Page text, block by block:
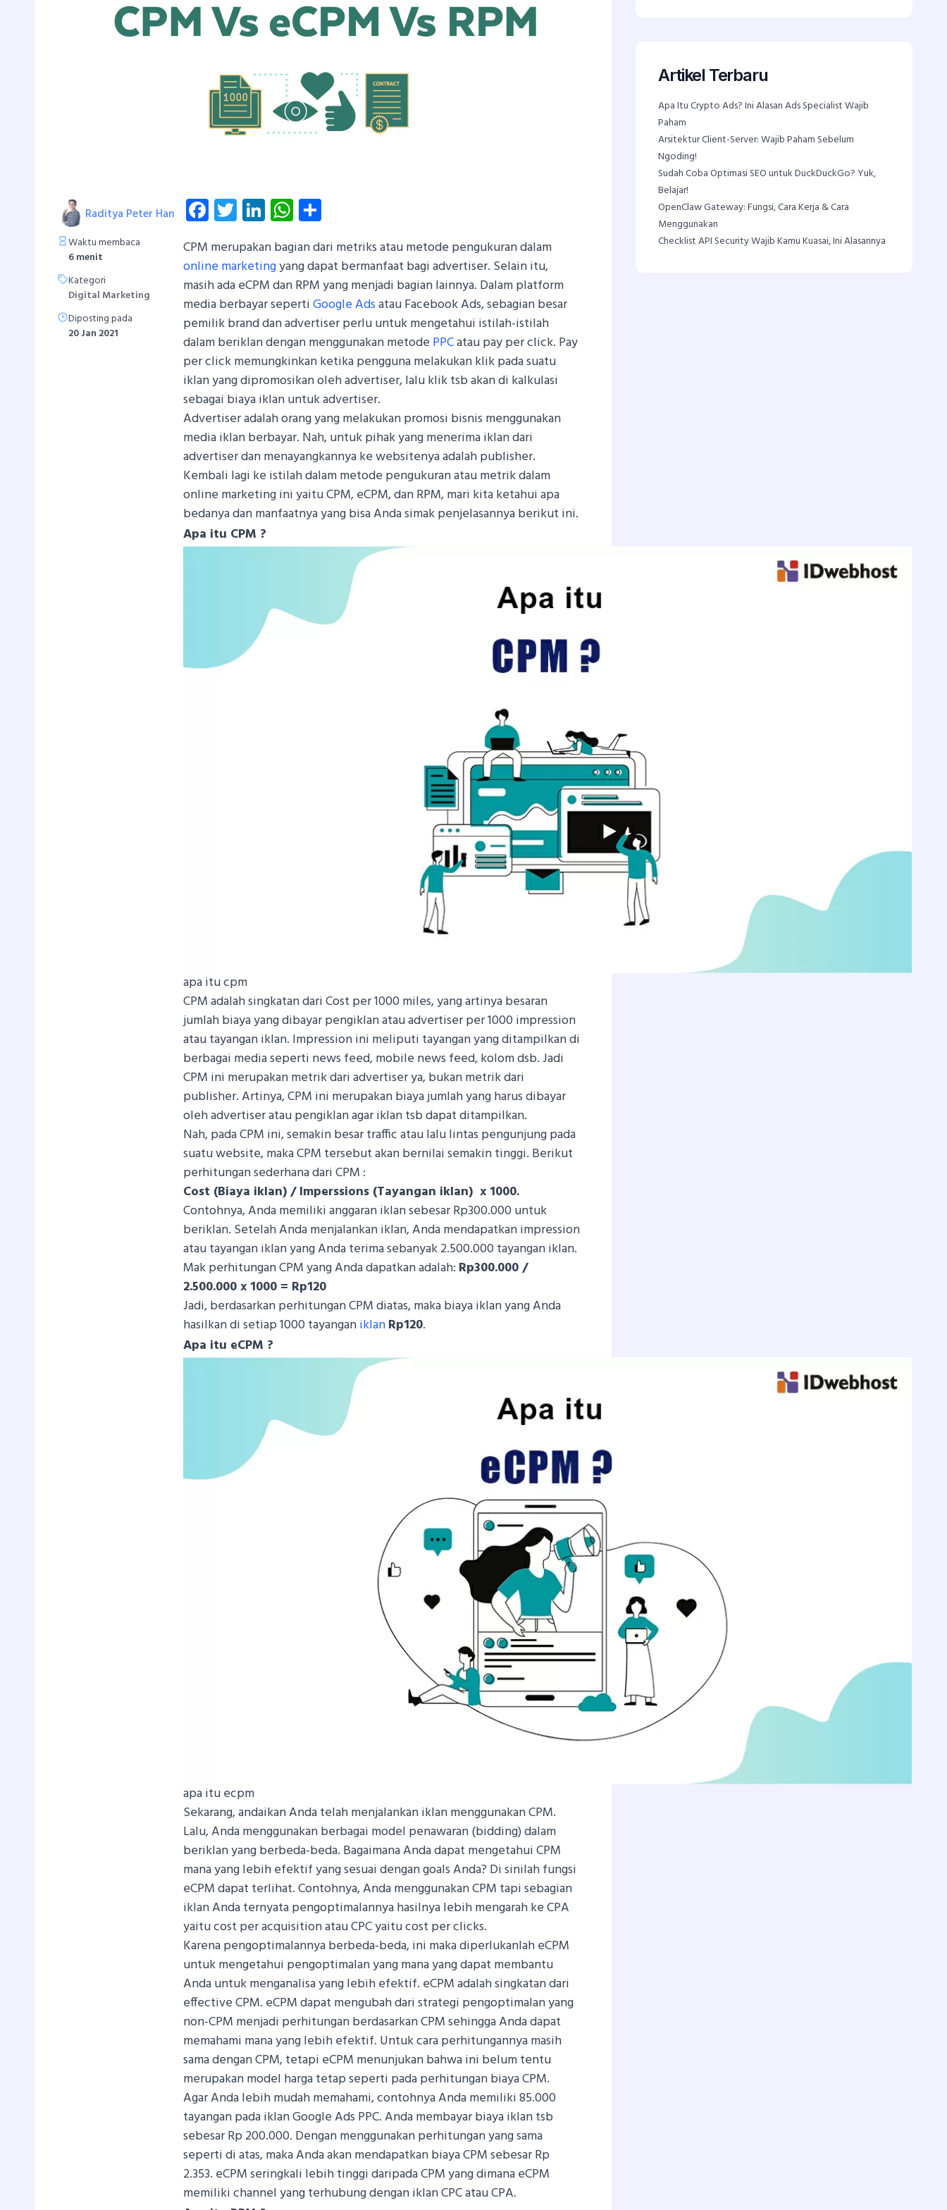
Raditya Peter Han
Waktu membaca
6 menit
Kategori
Digital Marketing
Diposting pada
20 Jan 2021
Facebook
Twitter
LinkedIn
WhatsApp
Share
CPM merupakan bagian dari metriks atau metode pengukuran dalam
online marketingyang dapat bermanfaat bagi advertiser. Selain itu,
masih ada eCPM dan RPM yang menjadi bagian lainnya. Dalam platform
media berbayar sepertiGoogle Adsatau Facebook Ads, sebagian besar
pemilik brand dan advertiser perlu untuk mengetahui istilah-istilah
dalam beriklan dengan menggunakan metode PPCatau pay per click. Pay
per click memungkinkan ketika pengguna melakukan klik pada suatu
iklan yang dipromosikan oleh advertiser, lalu klik tsb akan di kalkulasi
sebagai biaya iklan untuk advertiser.
Advertiser adalah orang yang melakukan promosi bisnis menggunakan
media iklan berbayar. Nah, untuk pihak yang menerima iklan dari
advertiser dan menayangkannya ke websitenya adalah publisher.
Kembali lagi ke istilah dalam metode pengukuran atau metrik dalam
online marketing ini yaitu CPM, eCPM, dan RPM, mari kita ketahui apa
bedanya dan manfaatnya yang bisa Anda simak penjelasannya berikut ini.
Apa itu CPM ?
apa itu cpm
CPM adalah singkatan dari Cost per 1000 miles, yang artinya besaran
jumlah biaya yang dibayar pengiklan atau advertiser per 1000 impression
atau tayangan iklan. Impression ini meliputi tayangan yang ditampilkan di
berbagai media seperti news feed, mobile news feed, kolom dsb.Jadi
CPM ini merupakan metrik dari advertiser ya, bukan metrik dari
publisher. Artinya, CPM ini merupakan biaya jumlah yang harus dibayar
oleh advertiser atau pengiklan agar iklan tsb dapat ditampilkan.
Nah, pada CPM ini, semakin besar traffic atau lalu lintas pengunjung pada
suatu website, maka CPM tersebut akan bernilai semakin tinggi. Berikut
perhitungan sederhana dari CPM :
Cost (Biaya iklan) / Imperssions (Tayangan iklan) x 1000.
Contohnya, Anda memiliki anggaran iklan sebesar Rp300.000 untuk
beriklan. Setelah Anda menjalankan iklan, Anda mendapatkan impression
atau tayangan iklan yang Anda terima sebanyak 2.500.000 tayangan iklan.
Mak perhitungan CPM yang Anda dapatkan adalah: Rp300.000 /
2.500.000 x 1000 = Rp120
Jadi, berdasarkan perhitungan CPM diatas, maka biaya iklan yang Anda
hasilkan di setiap 1000 tayanganiklanRp120.
Apa itu eCPM ?
apa itu ecpm
Sekarang, andaikan Anda telah menjalankan iklan menggunakan CPM.
Lalu, Anda menggunakan berbagai model penawaran (bidding) dalam
beriklan yang berbeda-beda. Bagaimana Anda dapat mengetahui CPM
mana yang lebih efektif yang sesuai dengan goals Anda? Di sinilah fungsi
eCPM dapat terlihat.Contohnya, Anda menggunakan CPM tapi sebagian
iklan Anda ternyata pengoptimalannya hasilnya lebih mengarah ke CPA
yaitu cost per acquisition atau CPC yaitu cost per clicks.
Karena pengoptimalannya berbeda-beda, ini maka diperlukanlah eCPM
untuk mengetahui pengoptimalan yang mana yang dapat membantu
Anda untuk menganalisa yang lebih efektif. eCPM adalah singkatan dari
effective CPM. eCPM dapat mengubah dari strategi pengoptimalan yang
non-CPM menjadi perhitungan berdasarkan CPM sehingga Anda dapat
memahami mana yang lebih efektif. Untuk cara perhitungannya masih
sama dengan CPM, tetapi eCPM menunjukan bahwa ini belum tentu
merupakan model harga tetap seperti pada perhitungan biaya CPM.
Agar Anda lebih mudah memahami, contohnya Anda memiliki 85.000
tayangan pada iklan Google Ads PPC. Anda membayar biaya iklan tsb
sebesar Rp 200.000. Dengan menggunakan perhitungan yang sama
seperti di atas, maka Anda akan mendapatkan biaya CPM sebesar Rp
2.353. eCPM seringkali lebih tinggi daripada CPM yang dimana eCPM
memiliki channel yang terhubung dengan iklan CPC atau CPA.
Artikel Terbaru
Apa Itu Crypto Ads? Ini Alasan Ads Specialist Wajib
Paham
Arsitektur Client-Server: Wajib Paham Sebelum
Ngoding!
Sudah Coba Optimasi SEO untuk DuckDuckGo? Yuk,
Belajar!
OpenClaw Gateway: Fungsi, Cara Kerja & Cara
Menggunakan
Checklist API Security Wajib Kamu Kuasai, Ini Alasannya